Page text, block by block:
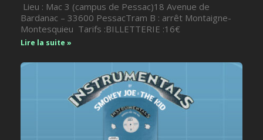
Lieu : Mac 3 (campus de Pessac)18 Avenue de
Bardanac – 33600 PessacTram B : arrêt Montaigne-
Montesquieu Tarifs :BILLETTERIE :16€
Lire la suite »